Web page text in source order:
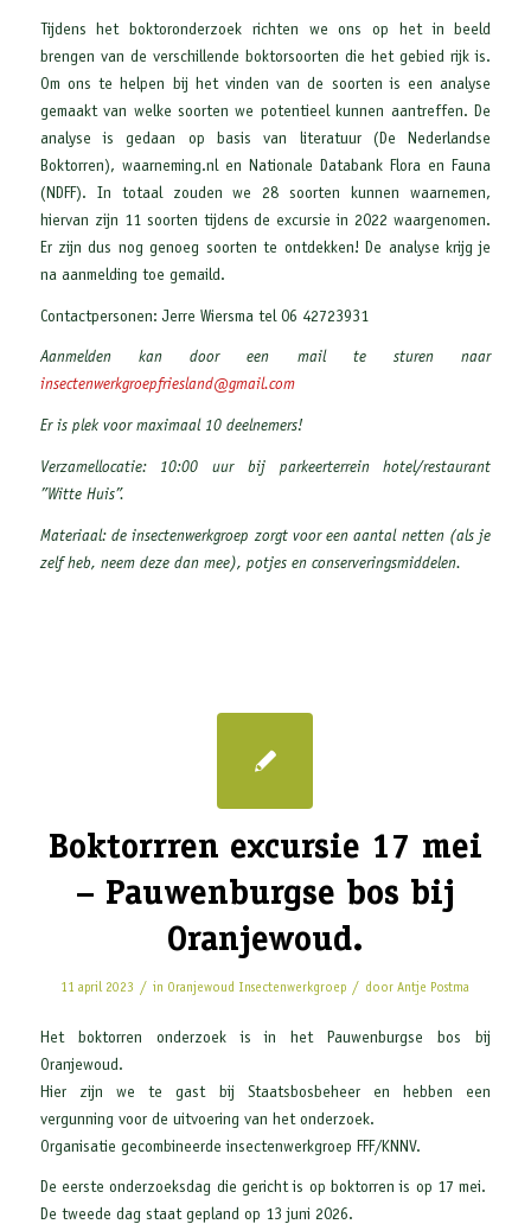
Tijdens het boktoronderzoek richten we ons op het in beeld
brengen van de verschillende boktorsoorten die het gebied rijk is.
Om ons te helpen bij het vinden van de soorten is een analyse
gemaakt van welke soorten we potentieel kunnen aantreffen. De
analyse is gedaan op basis van literatuur (De Nederlandse
Boktorren), waarneming.nl en Nationale Databank Flora en Fauna
(NDFF). In totaal zouden we 28 soorten kunnen waarnemen,
hiervan zijn 11 soorten tijdens de excursie in 2022 waargenomen.
Er zijn dus nog genoeg soorten te ontdekken! De analyse krijg je
na aanmelding toe gemaild.
Contactpersonen: Jerre Wiersma tel 06 42723931
Aanmelden kan door een mail te sturen naar
insectenwerkgroepfriesland@gmail.com
Er is plek voor maximaal 10 deelnemers!
Verzamellocatie: 10:00 uur bij parkeerterrein hotel/restaurant
”Witte Huis”.
Materiaal: de insectenwerkgroep zorgt voor een aantal netten (als je
zelf heb, neem deze dan mee), potjes en conserveringsmiddelen.
Boktorrren excursie 17 mei
– Pauwenburgse bos bij
Oranjewoud.
11 april 2023 / in Oranjewoud Insectenwerkgroep / doorAntje Postma
Het boktorren onderzoek is in het Pauwenburgse bos bij
Oranjewoud.
Hier zijn we te gast bij Staatsbosbeheer en hebben een
vergunning voor de uitvoering van het onderzoek.
Organisatie gecombineerde insectenwerkgroep FFF/KNNV.
De eerste onderzoeksdag die gericht is op boktorren is op 17 mei.
De tweede dag staat gepland op 13 juni 2026.